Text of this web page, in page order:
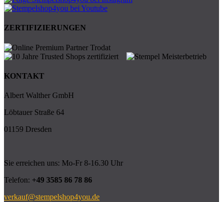
ZERTIFIZIERUNGEN
KONTAKT
Albert Walther GmbH
Löbtauer Straße 64
01159 Dresden
Sie erreichen uns: Mo-Fr 8-16.30 Uhr
Telefon: +49 3585 86 78 86
verkauf@stempelshop4you.de